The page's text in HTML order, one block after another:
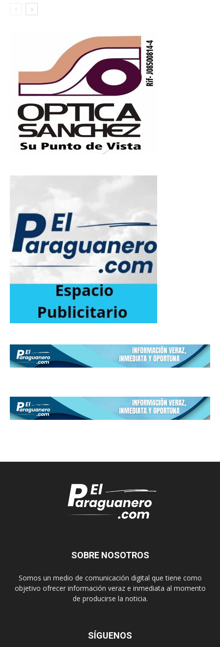
SOBRE NOSOTROS
Somos un medio de comunicación digital que tiene como
objetivo ofrecer información veraz e inmediata al momento
de producirse la noticia.
SÍGUENOS